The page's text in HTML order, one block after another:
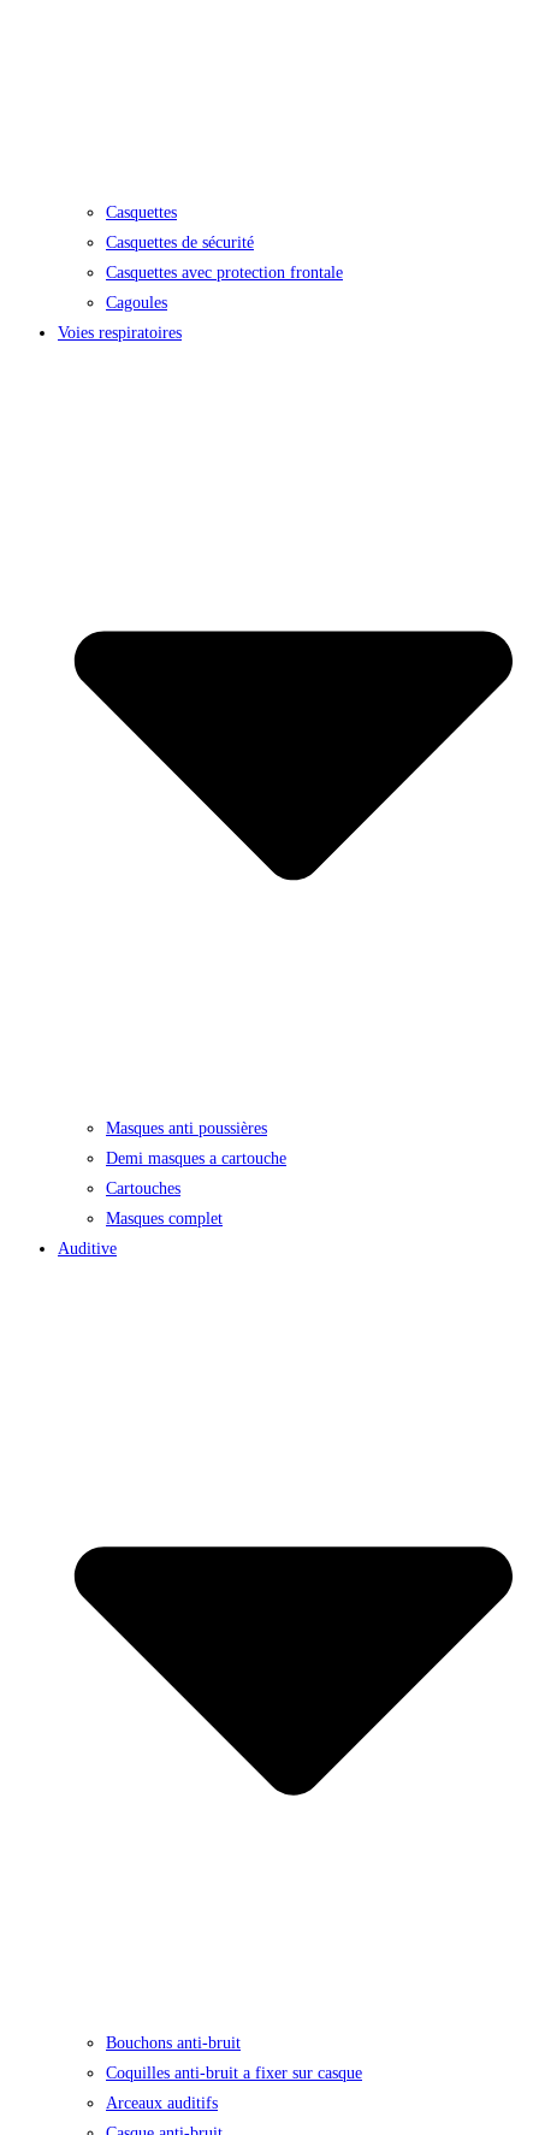
Casquettes
Casquettes de sécurité
Casquettes avec protection frontale
Cagoules
Voies respiratoires
Masques anti poussières
Demi masques a cartouche
Cartouches
Masques complet
Auditive
Bouchons anti-bruit
Coquilles anti-bruit a fixer sur casque
Arceaux auditifs